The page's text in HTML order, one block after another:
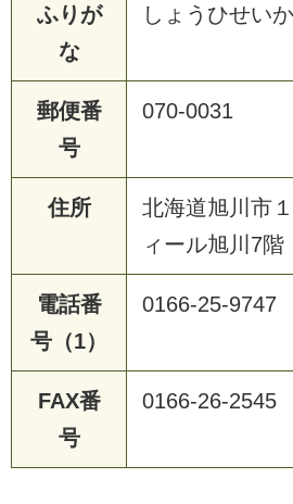
ふりが
な
しょうひせい
郵便番
号
070-0031
住所
北海道旭川市
ィール旭川7階
電話番
号（1）
0166-25-9747
FAX番
号
0166-26-2545